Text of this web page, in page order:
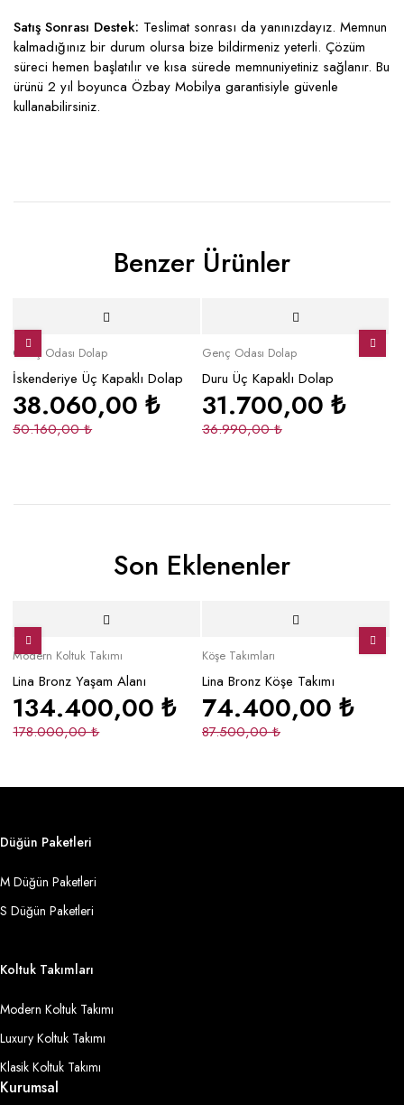
Satış Sonrası Destek: Teslimat sonrası da yanınızdayız. Memnun
kalmadığınız bir durum olursa bize bildirmeniz yeterli. Çözüm
süreci hemen başlatılır ve kısa sürede memnuniyetiniz sağlanır. Bu
ürünü 2 yıl boyunca Özbay Mobilya garantisiyle güvenle
kullanabilirsiniz.
Benzer Ürünler
Genç Odası Dolap
İskenderiye Üç Kapaklı Dolap
50.160,00₺
38.060,00₺
Genç Odası Dolap
Duru Üç Kapaklı Dolap
36.990,00₺
31.700,00 ₺
Son Eklenenler
Modern Koltuk Takımı
Lina Bronz Yaşam Alanı
178.000,00₺
134.400,00₺
Köşe Takımları
Lina Bronz Köşe Takımı
87.500,00₺
74.400,00₺
Düğün Paketleri
M Düğün Paketleri
S Düğün Paketleri
Koltuk Takımları
Modern Koltuk Takımı
Luxury Koltuk Takımı
Klasik Koltuk Takımı
Kurumsal